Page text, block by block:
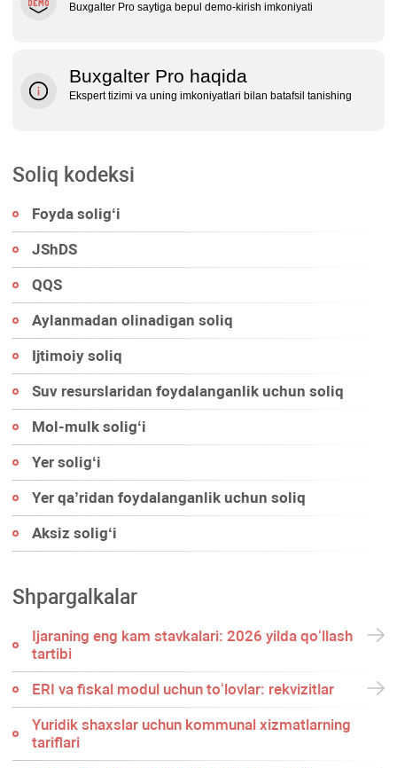
Buxgalter Pro saytiga bepul demo‑kirish imkoniyati
Buxgalter Pro haqida
Ekspert tizimi va uning imkoniyatlari bilan batafsil tanishing
Soliq kodeksi
Foyda soligʻi
JShDS
QQS
Aylanmadan olinadigan soliq
Ijtimoiy soliq
Suv resurslaridan foydalanganlik uchun soliq
Mol-mulk soligʻi
Yer soligʻi
Yer qa’ridan foydalanganlik uchun soliq
Aksiz soligʻi
Shpargalkalar
Ijaraning eng kam stavkalari: 2026 yilda qoʻllash
tartibi
ERI va fiskal modul uchun toʻlovlar: rekvizitlar
Yuridik shaхslar uchun kommunal хizmatlarning
tariflari